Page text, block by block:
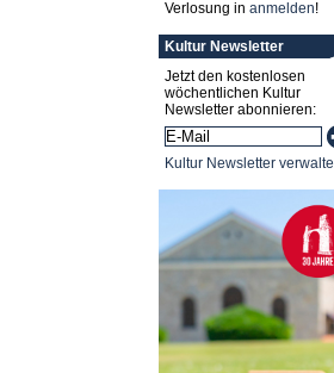
Verlosung in anmelden!
Kultur Newsletter
Jetzt den kostenlosen
wöchentlichen Kultur
Newsletter abonnieren:
Kultur Newsletter